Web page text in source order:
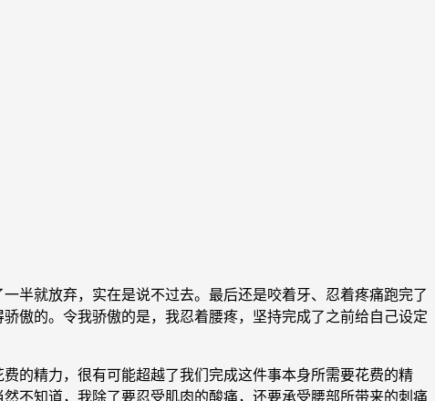
就放弃，实在是说不过去。最后还是咬着牙、忍着疼痛跑完了
傲的。令我骄傲的是，我忍着腰疼，坚持完成了之前给自己设定
精力，很有可能超越了我们完成这件事本身所需要花费的精
不知道，我除了要忍受肌肉的酸痛，还要承受腰部所带来的刺痛